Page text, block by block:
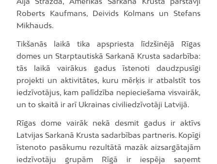
Roberts Kaufmans, Deivids Kolmans un Stefans
Mikhauds.
Tikšanās laikā tika apspriesta līdzšinējā Rīgas
domes un Starptautiskā Sarkanā Krusta sadarbība:
tās laikā vairākus gadus īstenoti daudzpusīgi
projekti un aktivitātes, kuru mērķis ir atbalstīt tos
iedzīvotājus, kam palīdzība nepieciešama visvairāk,
un to skaitā ir arī Ukrainas civiliedzīvotāji Latvijā.
Rīgas dome vairāk nekā desmit gadus ir aktīvs
Latvijas Sarkanā Krusta sadarbības partneris. Kopīgi
īstenoto pasākumu rezultātā mazāk aizsargātajām
iedzīvotāju grupām Rīgā ir iespēja saņemt